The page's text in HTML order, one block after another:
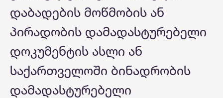
დაბადების მოწმობის ან
პირადობის დამადასტურებელი
დოკუმენტის ასლი ან
საქართველოში ბინადრობის
დამადასტურებელი